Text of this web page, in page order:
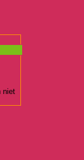
niet